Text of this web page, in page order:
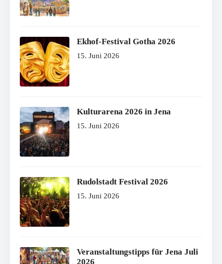
Ekhof-Festival Gotha 2026
15. Juni 2026
Kulturarena 2026 in Jena
15. Juni 2026
Rudolstadt Festival 2026
15. Juni 2026
Veranstaltungstipps für Jena Juli
2026